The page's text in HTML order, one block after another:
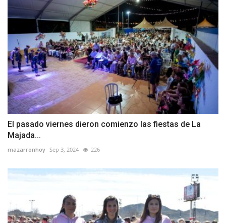
El pasado viernes dieron comienzo las fiestas de La
Majada...
mazarronhoy Sep 3, 2024 226